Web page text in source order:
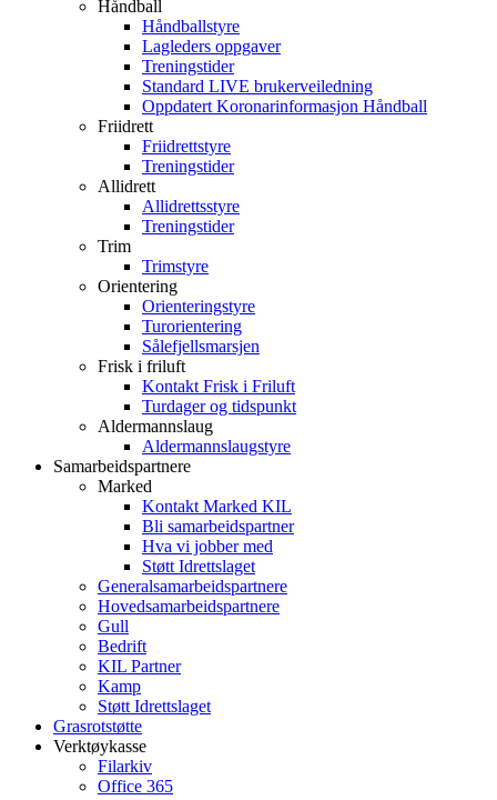
Håndball
Håndballstyre
Lagleders oppgaver
Treningstider
Standard LIVE brukerveiledning
Oppdatert Koronarinformasjon Håndball
Friidrett
Friidrettstyre
Treningstider
Allidrett
Allidrettsstyre
Treningstider
Trim
Trimstyre
Orientering
Orienteringstyre
Turorientering
Sålefjellsmarsjen
Frisk i friluft
Kontakt Frisk i Friluft
Turdager og tidspunkt
Aldermannslaug
Aldermannslaugstyre
Samarbeidspartnere
Marked
Kontakt Marked KIL
Bli samarbeidspartner
Hva vi jobber med
Støtt Idrettslaget
Generalsamarbeidspartnere
Hovedsamarbeidspartnere
Gull
Bedrift
KIL Partner
Kamp
Støtt Idrettslaget
Grasrotstøtte
Verktøykasse
Filarkiv
Office 365